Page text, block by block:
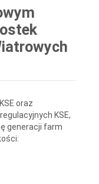
oraz
KSE,
generacji farm